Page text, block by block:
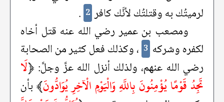
لرميتُك به وقتلتُك لأنَّك كافر 2
.
ومصعب بن عمير رضي الله عنه قتل أخاه
لكفره وشركه 3 ، وكذلك فعل كثير من الصحابة
رضي الله عنهم، ولذلك أنزل الله عزَّ وجلَّ: ﴿لَا
تَجِدُ قَوْمًا يُؤْمِنُونَ بِاللَّهِ وَالْيَوْمِ الْآخِرِ يُوَادُّونَ﴾ بأن